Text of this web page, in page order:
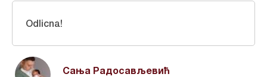
Сања Радосављевић
Odlicna!